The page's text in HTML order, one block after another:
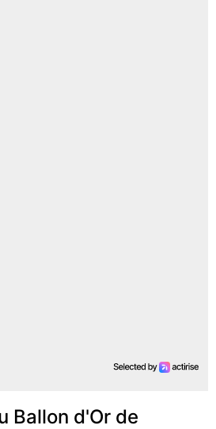
Ballon d'Or de